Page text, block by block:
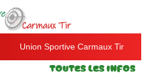
Union Sportive Carmaux Tir
Toutes les Infos